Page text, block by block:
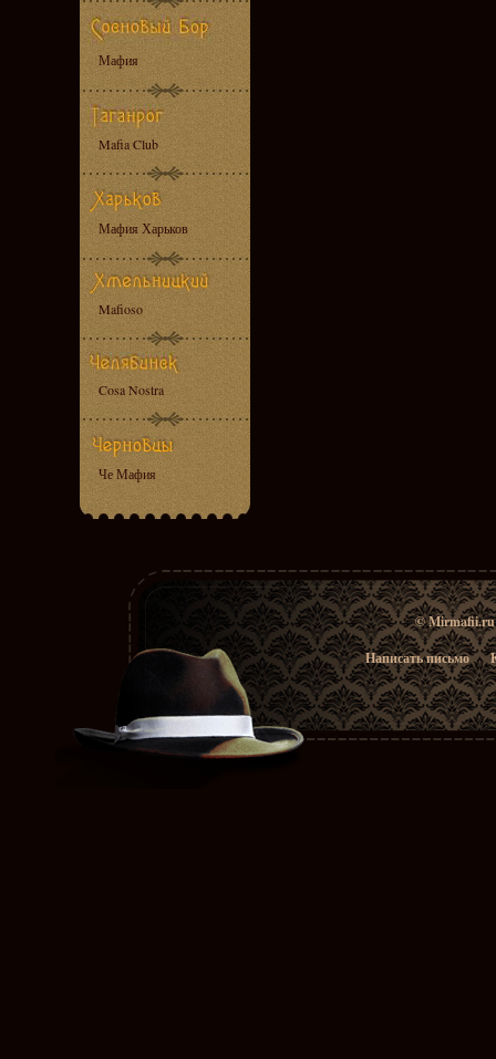
Мафия
Mafia Club
Мафия Харьков
Mafioso
Cosa Nostra
Че Мафия
© Mirmafii.ru
Написать письмо